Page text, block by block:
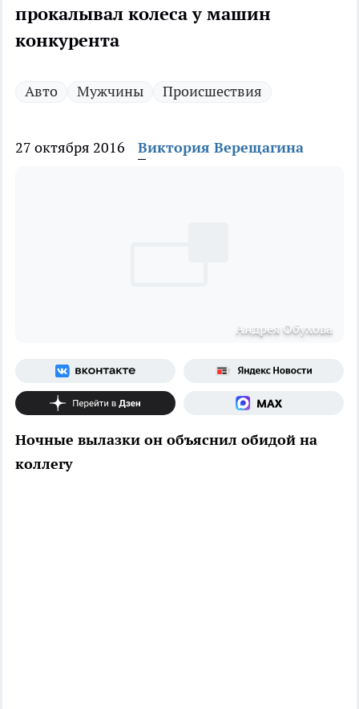
прокалывал колеса у машин
конкурента
Авто Мужчины Происшествия
27 октября 2016 Виктория Верещагина
Андрея Обухова
Ночные вылазки он объяснил обидой на
коллегу